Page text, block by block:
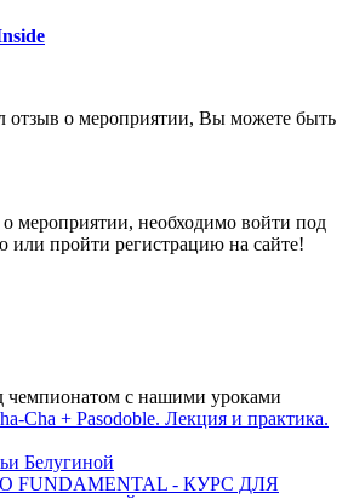
отзыв о мероприятии, Вы можете быть
мероприятии, необходимо войти под
или пройти регистрацию на сайте!
чемпионатом с нашими уроками
Cha + Pasodoble. Лекция и практика.
Белугиной
FUNDAMENTAL - КУРС ДЛЯ